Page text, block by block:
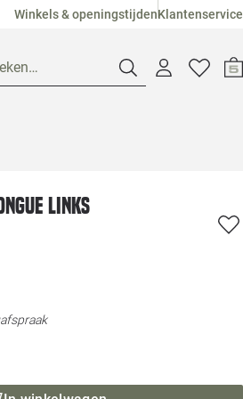
Winkels & openingstijdenKlantenservice
suggesties
Loods 5
Links